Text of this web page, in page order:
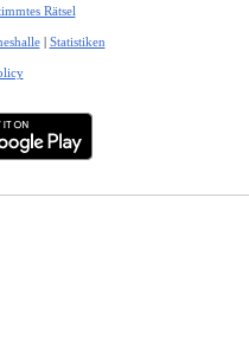
Rätsel
| Statistiken